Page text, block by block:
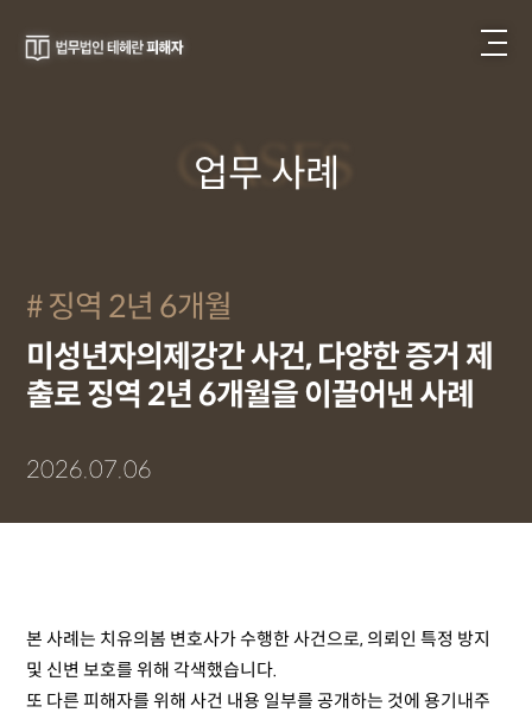
CASES
업무 사례
징역 2년 6개월
미성년자의제강간 사건, 다양한 증거 제
출로 징역 2년 6개월을 이끌어낸 사례
2026.07.06
본 사례는 치유의봄 변호사가 수행한 사건으로, 의뢰인 특정 방지
및 신변 보호를 위해 각색했습니다.
또 다른 피해자를 위해 사건 내용 일부를 공개하는 것에 용기내주